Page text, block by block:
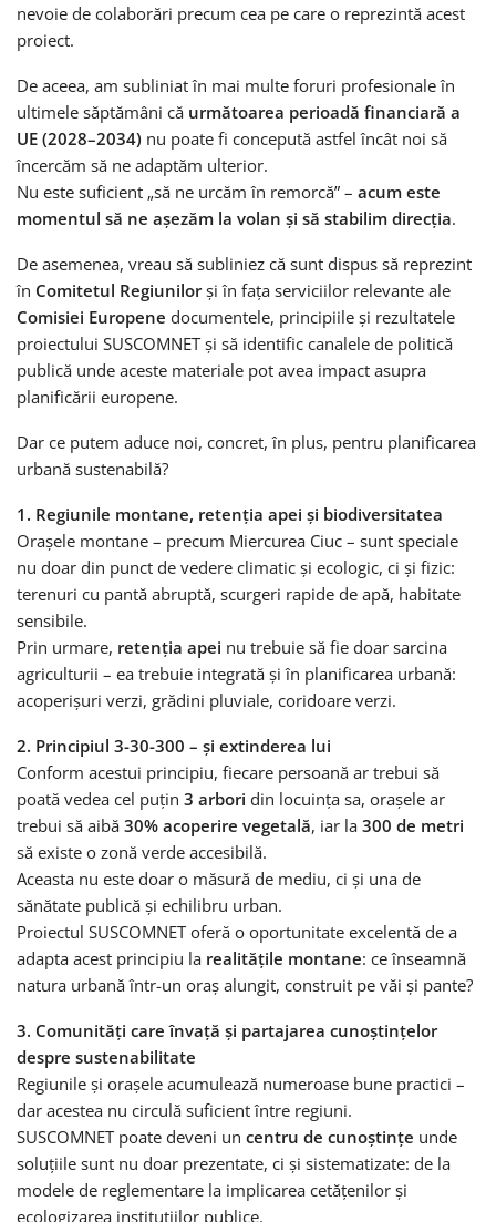
nevoie de colaborări precum cea pe care o reprezintă acest
proiect.
De aceea, am subliniat în mai multe foruri profesionale în
ultimele săptămâni că următoarea perioadă financiară a
UE (2028–2034) nu poate fi concepută astfel încât noi să
încercăm să ne adaptăm ulterior.
Nu este suficient „să ne urcăm în remorcă” – acum este
momentul să ne așezăm la volan și să stabilim direcția.
De asemenea, vreau să subliniez că sunt dispus să reprezint
în Comitetul Regiunilorși în fața serviciilor relevante ale
Comisiei Europene documentele, principiile și rezultatele
proiectului SUSCOMNET și să identific canalele de politică
publică unde aceste materiale pot avea impact asupra
planificării europene.
Dar ce putem aduce noi, concret, în plus, pentru planificarea
urbană sustenabilă?
1. Regiunile montane, retenția apei și biodiversitatea
Orașele montane – precum Miercurea Ciuc – sunt speciale
nu doar din punct de vedere climatic și ecologic, ci și fizic:
terenuri cu pantă abruptă, scurgeri rapide de apă, habitate
sensibile.
Prin urmare, retenția apei nu trebuie să fie doar sarcina
agriculturii – ea trebuie integrată și în planificarea urbană:
acoperișuri verzi, grădini pluviale, coridoare verzi.
2. Principiul 3-30-300 – și extinderea lui
Conform acestui principiu, fiecare persoană ar trebui să
poată vedea cel puțin 3 arbori din locuința sa, orașele ar
trebui să aibă 30% acoperire vegetală, iar la 300 de metri
să existe o zonă verde accesibilă.
Aceasta nu este doar o măsură de mediu, ci și una de
sănătate publică și echilibru urban.
Proiectul SUSCOMNET oferă o oportunitate excelentă de a
adapta acest principiu la realitățile montane: ce înseamnă
natura urbană într-un oraș alungit, construit pe văi și pante?
3. Comunități care învață și partajarea cunoștințelor
despre sustenabilitate
Regiunile și orașele acumulează numeroase bune practici –
dar acestea nu circulă suficient între regiuni.
SUSCOMNET poate deveni un centru de cunoștințe unde
soluțiile sunt nu doar prezentate, ci și sistematizate: de la
modele de reglementare la implicarea cetățenilor și
ecologizarea instituțiilor publice.